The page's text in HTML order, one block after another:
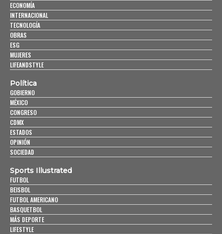
ECONOMÍA
INTERNACIONAL
TECNOLOGÍA
OBRAS
ESG
MUJERES
LIFEANDSTYLE
Política
GOBIERNO
MÉXICO
CONGRESO
CDMX
ESTADOS
OPINIÓN
SOCIEDAD
Sports Illustrated
FUTBOL
BEISBOL
FUTBOL AMERICANO
BASQUETBOL
MÁS DEPORTE
LIFESTYLE